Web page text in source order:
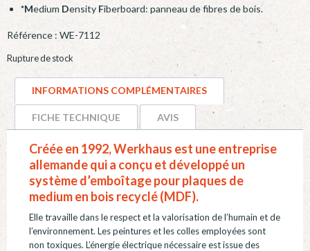
*Medium Density Fiberboard: panneau de fibres de bois.
Référence : WE-7112
Rupture de stock
INFORMATIONS COMPLÉMENTAIRES
FICHE TECHNIQUE AVIS
Créée en 1992,Werkhaus est une entreprise
allemande qui a conçu et développé un
système d’emboîtage pour plaques de
medium en bois recyclé (MDF).
Elle travaille dans le respect et la valorisation de l’humain et de
l’environnement. Les peintures et les colles employées sont
non toxiques. L’énergie électrique nécessaire est issue des